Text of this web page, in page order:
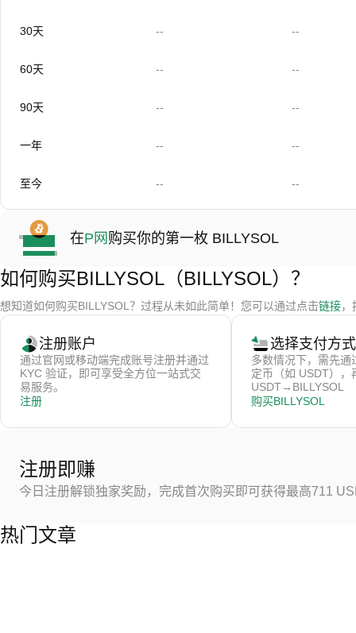
30天 -- --
60天 -- --
90天 -- --
一年 -- --
至今 -- --
在P网 购买你的第一枚 BILLYSOL
如何购买BILLYSOL（BILLYSOL）？
想知道如何购买BILLYSOL？过程从未如此简单！您可以通过点击链接，
注册账户
通过官网或移动端完成账号注册并通过
KYC 验证，即可享受全方位一站式交
易服务。
注册
选择支付方式
多数情况下，需先通
定币（如 USDT），
USDT→BILLYSOL
购买BILLYSOL
注册即赚
今日注册解锁独家奖励，完成首次购买即可获得最高711
热门文章